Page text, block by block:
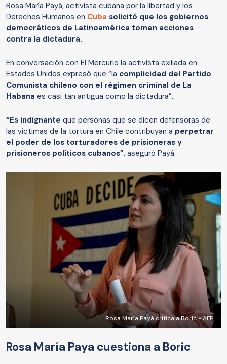
Rosa María Payá, activista cubana por la libertad y los
Derechos Humanos en Cuba solicitó que los gobiernos
democráticos de Latinoamérica tomen acciones
contra la dictadura.
En conversación con El Mercurio la activista exiliada en
Estados Unidos expresó que “la complicidad del Partido
Comunista chileno con el régimen criminal de La
Habana es casi tan antigua como la dictadura”.
“Es indignante que personas que se dicen defensoras de
las víctimas de la tortura en Chile contribuyan a perpetrar
el poder de los torturadores de prisioneras y
prisioneros políticos cubanos”, aseguró Payá.
Rosa María Payá critica a Boric - AFP
Rosa María Paya cuestiona a Boric